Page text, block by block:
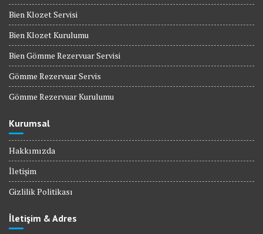
Bien Klozet Servisi
Bien Klozet Kurulumu
Bien Gömme Rezervuar Servisi
Gömme Rezervuar Servis
Gömme Rezervuar Kurulumu
Kurumsal
Hakkımızda
İletişim
Gizlilik Politikası
İletişim & Adres